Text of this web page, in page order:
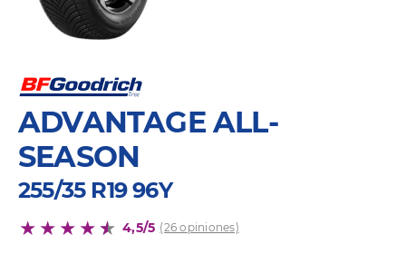
ADVANTAGE ALL-
SEASON
255/35 R19 96Y
4,5/5 (26 opiniones)